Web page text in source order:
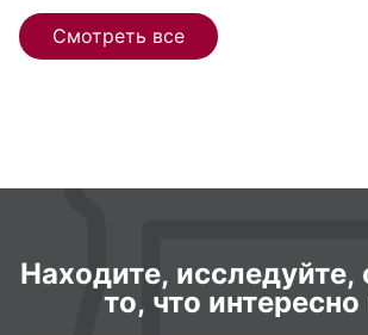
Смотреть все
Находите, исследуйте,
то, что